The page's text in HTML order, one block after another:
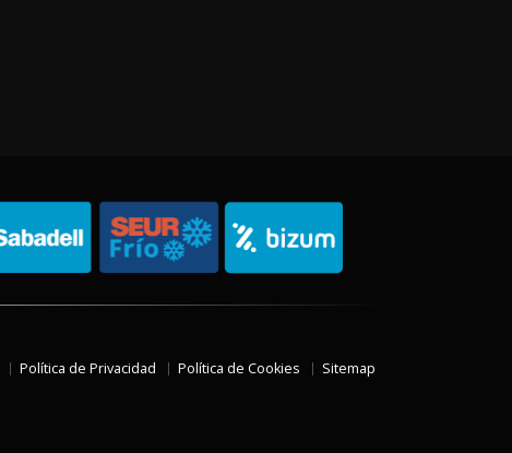
Política de Privacidad Política de Cookies Sitemap